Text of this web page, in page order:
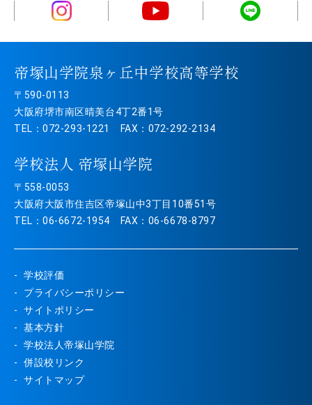
帝塚山学院泉ヶ丘中学校高等学校
〒590-0113
大阪府堺市南区晴美台4丁2番1号
TEL：072-293-1221 FAX：072-292-2134
学校法人 帝塚山学院
〒558-0053
大阪府大阪市住吉区帝塚山中3丁目10番51号
TEL：06-6672-1954 FAX：06-6678-8797
学校評価
プライバシーポリシー
サイトポリシー
基本方針
学校法人帝塚山学院
併設校リンク
サイトマップ